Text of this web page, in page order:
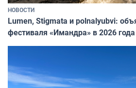
НОВОСТИ
Lumen, Stigmata и polnalyubvi:
фестиваля «Имандра» в 2026 года